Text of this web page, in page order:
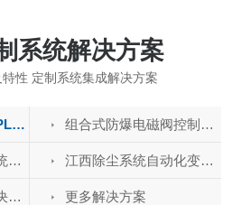
系统解决方案
性 定制系统集成解决方案
高氨氮废水控制系统PLC电气控制柜-变频柜解决方案 组合式防爆电磁阀控制箱解决方案
太仓污水处理控制系统变频柜-PLC控制柜解决方案 江西除尘系统自动化变频控制柜-PLC电气柜解决方案
防爆电磁阀控制箱解决方案 更多解决方案